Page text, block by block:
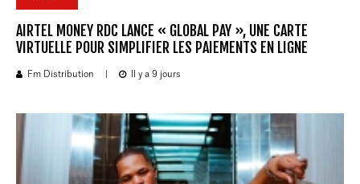
AIRTEL MONEY RDC LANCE « GLOBAL PAY », UNE CARTE
VIRTUELLE POUR SIMPLIFIER LES PAIEMENTS EN LIGNE
Fm Distribution Il y a 9 jours